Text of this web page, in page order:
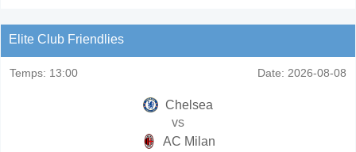
Elite Club Friendlies
Temps: 13:00 Date: 2026-08-08
Chelsea
vs
AC Milan